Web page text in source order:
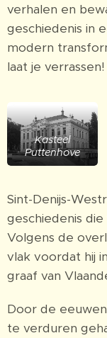
verhalen en
geschiedenis in
modern
laat je verrassen!
Kasteel
Puttenhove
Sint-Denijs-
geschiedenis
Volgens de
vlak voordat hij
graaf van
Door de
te verduren